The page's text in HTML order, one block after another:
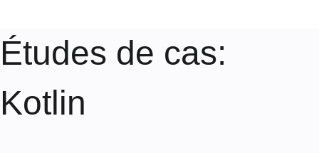
Études de cas:
Kotlin